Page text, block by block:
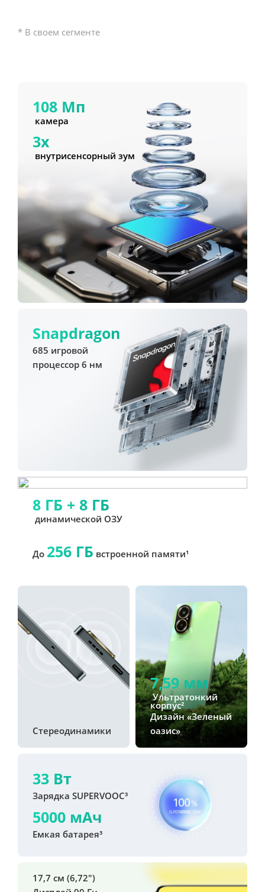
108 Мп
камера
3x
внутрисенсорный зум
Snapdragon
685 игровой
процессор 6 нм
8 ГБ + 8 ГБ
динамической ОЗУ
До 256 ГБ встроенной памяти¹
Стереодинамики
7,59 мм
Ультратонкий
корпус²
Дизайн «Зеленый
оазис»‎
33 Вт
Зарядка SUPERVOOC³
5000 мАч
Емкая батарея³
17,7 см (6,72")